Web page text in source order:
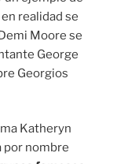
realidad se
Moore se
George
Georgios
Katheryn
por nombre